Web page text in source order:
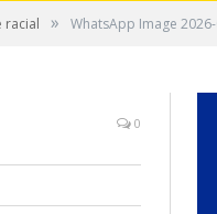
racial » WhatsApp Image
0